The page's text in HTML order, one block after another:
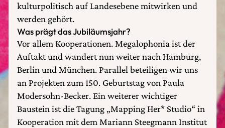
kulturpolitisch auf Landesebene mitwirken und
werden gehört.
Was prägt das Jubiläumsjahr?
Vor allem Kooperationen. Megalophonia ist der
Auftakt und wandert nun weiter nach Hamburg,
Berlin und München. Parallel beteiligen wir uns
an Projekten zum 150. Geburtstag von Paula
Modersohn-Becker. Ein weiterer wichtiger
Baustein ist die Tagung „Mapping Her* Studio“ in
Kooperation mit dem Mariann Steegmann Institut